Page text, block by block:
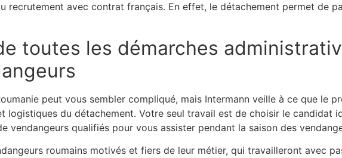
recrutement avec contrat français. En effet, le détachement permet de
toutes les démarches
peut vous sembler compliqué, mais Intermann veille à ce que le
logistiques du détachement. Votre seul travail est de choisir le candidat
vendangeurs qualifiés pour vous assister pendant la saison des
roumains motivés et fiers de leur métier, qui travailleront avec